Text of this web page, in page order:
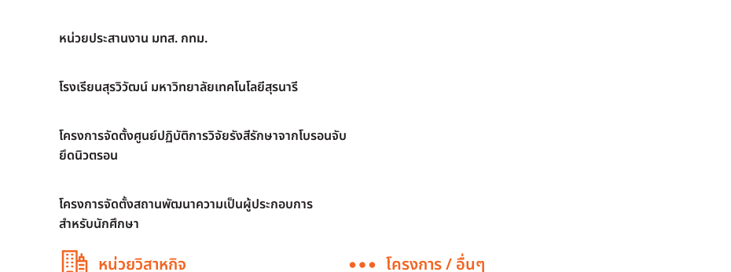
หน่วยประสานงาน มทส. กทม.
โรงเรียนสุรวิวัฒน์ มหาวิทยาลัยเทคโนโลยีสุรนารี
โครงการจัดตั้งศูนย์ปฏิบัติการวิจัยรังสีรักษาจากโบรอนจับ
ยึดนิวตรอน
โครงการจัดตั้งสถานพัฒนาความเป็นผู้ประกอบการ
สำหรับนักศึกษา
หน่วยวิสาหกิจ โครงการ / อื่นๆ